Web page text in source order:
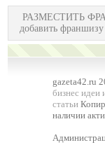
РАЗМЕСТИТЬ
добавить франшизу
gazeta42.ru
бизнес идеи
статьи
наличии